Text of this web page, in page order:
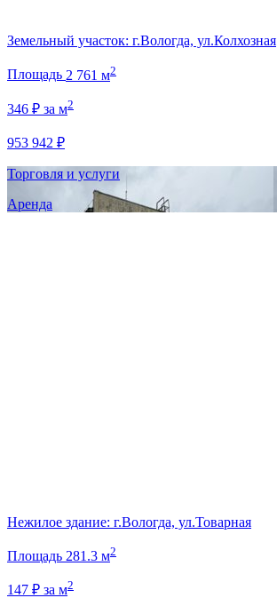
Земельный участок: г.Вологда, ул.Колхозная
Площадь 2 761 м2
346 ₽ за м2
953 942 ₽
Торговля и услуги
Аренда
Нежилое здание: г.Вологда, ул.Товарная
Площадь 281.3 м2
147 ₽ за м2